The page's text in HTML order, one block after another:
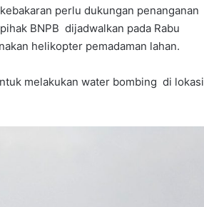
perlu dukungan penanganan
BNPB dijadwalkan pada Rabu
helikopter pemadaman lahan.
melakukan water bombing di lokasi